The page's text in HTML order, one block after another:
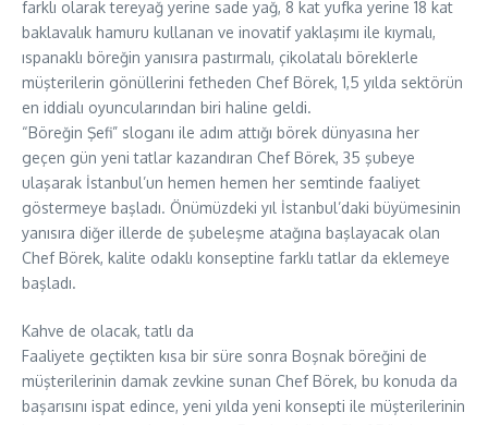
farklı olarak tereyağ yerine sade yağ, 8 kat yufka yerine 18 kat
baklavalık hamuru kullanan ve inovatif yaklaşımı ile kıymalı,
ıspanaklı böreğin yanısıra pastırmalı, çikolatalı böreklerle
müşterilerin gönüllerini fetheden Chef Börek, 1,5 yılda sektörün
en iddialı oyuncularından biri haline geldi.
“Böreğin Şefi” sloganı ile adım attığı börek dünyasına her
geçen gün yeni tatlar kazandıran Chef Börek, 35 şubeye
ulaşarak İstanbul’un hemen hemen her semtinde faaliyet
göstermeye başladı. Önümüzdeki yıl İstanbul’daki büyümesinin
yanısıra diğer illerde de şubeleşme atağına başlayacak olan
Chef Börek, kalite odaklı konseptine farklı tatlar da eklemeye
başladı.
Kahve de olacak, tatlı da
Faaliyete geçtikten kısa bir süre sonra Boşnak böreğini de
müşterilerinin damak zevkine sunan Chef Börek, bu konuda da
başarısını ispat edince, yeni yılda yeni konsepti ile müşterilerinin